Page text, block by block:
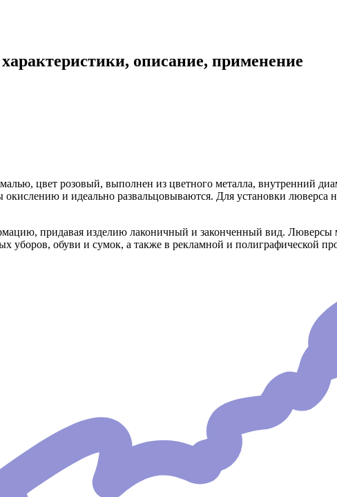
описание, применение
цвет розовый, выполнен из цветного металла, внутренний
и идеально развальцовываются. Для установки люверса
придавая изделию лаконичный и законченный вид. Люверсы
уборов, обуви и сумок, а также в рекламной и полиграфической